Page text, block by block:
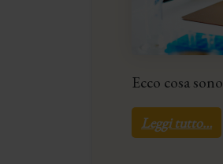
Ecco cosa
Leggi tutto…